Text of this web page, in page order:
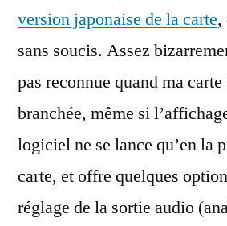
version japonaise de la carte,
sans soucis. Assez
pas reconnue quand ma
branchée, même si
logiciel ne se lance qu’en la
carte, et offre quelques
réglage de la sortie audio